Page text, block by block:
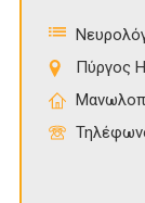
Πύργος